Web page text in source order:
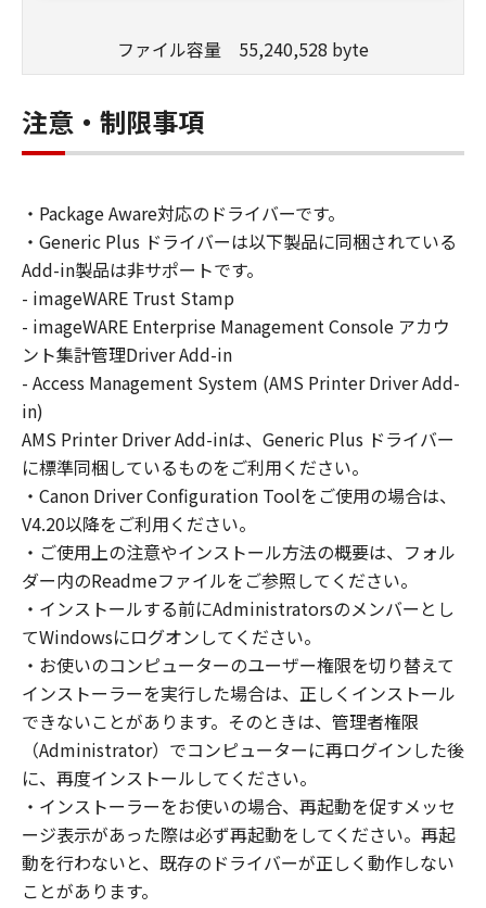
（本契約書においては、「本ソフトウェア」を
ること、またはコンピューターにおいて表示す
ること、アクセスすること、もしくは実行する
ことのいずれも含むものとします。）するため
お客様は、また「指定機器」にネットワークを
通じて接続されたコンピューター上で、かかる
コンピューターの使用者に対して「本ソフトウ
ェア」を使用させることができますが、かかる
コンピューターの使用者に本契約書上の義務お
よび条件を遵守させるとともに、その履行に関
し全責任を負うことを条件とします。
(2) お客様は、上記(1)に基づいて「本ソフトウ
「本ソフトウェア」を１部、複製することがで
きます。
(3) 上記(1)および(2)に定める場合を除き、キヤ
ノンまたはキヤノンのライセンサーのいかなる
知的財産権も、明示たると黙示たるとを問わ
ず、本契約書によってお客様に譲渡あるいは許
諾されるものではありません。
２．制限
(1) お客様は、再使用許諾、譲渡、販売、頒
布、リースもしくは貸与その他の方法により、
第三者に「本ソフトウェア」を使用させること
はできません。
(2) お客様は、「本ソフトウェア」の全部また
は一部を修正、改変、逆コンパイル、逆アセン
ブル、その他リバースエンジニアリング等する
ことはできません。また第三者にこのような行
為をさせてはなりません。
ファイル容量 55,240,528 byte
注意・制限事項
・Package Aware対応のドライバーです。
・Generic Plus ドライバーは以下製品に同梱されている
Add-in製品は非サポートです。
- imageWARE Trust Stamp
- imageWARE Enterprise Management Console アカウ
ント集計管理Driver Add-in
- Access Management System (AMS Printer Driver Add-
in)
AMS Printer Driver Add-inは、Generic Plus ドライバー
に標準同梱しているものをご利用ください。
・Canon Driver Configuration Toolをご使用の場合は、
V4.20以降をご利用ください。
・ご使用上の注意やインストール方法の概要は、フォル
ダー内のReadmeファイルをご参照してください。
・インストールする前にAdministratorsのメンバーとし
てWindowsにログオンしてください。
・お使いのコンピューターのユーザー権限を切り替えて
インストーラーを実行した場合は、正しくインストール
できないことがあります。そのときは、管理者権限
（Administrator）でコンピューターに再ログインした後
に、再度インストールしてください。
・インストーラーをお使いの場合、再起動を促すメッセ
ージ表示があった際は必ず再起動をしてください。再起
動を行わないと、既存のドライバーが正しく動作しない
ことがあります。